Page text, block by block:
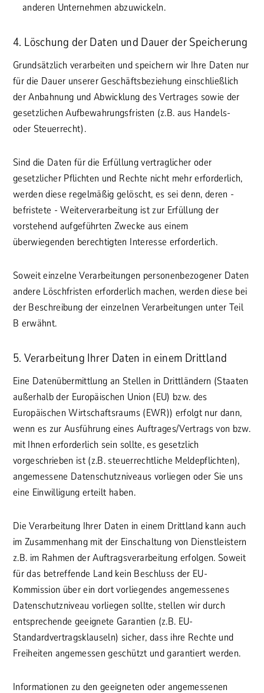
anderen Unternehmen abzuwickeln.
4. Löschung der Daten und Dauer der Speicherung
Grundsätzlich verarbeiten und speichern wir Ihre Daten nur
für die Dauer unserer Geschäftsbeziehung einschließlich
der Anbahnung und Abwicklung des Vertrages sowie der
gesetzlichen Aufbewahrungsfristen (z.B. aus Handels-
oder Steuerrecht).
Sind die Daten für die Erfüllung vertraglicher oder
gesetzlicher Pflichten und Rechte nicht mehr erforderlich,
werden diese regelmäßig gelöscht, es sei denn, deren -
befristete - Weiterverarbeitung ist zur Erfüllung der
vorstehend aufgeführten Zwecke aus einem
überwiegenden berechtigten Interesse erforderlich.
Soweit einzelne Verarbeitungen personenbezogener Daten
andere Löschfristen erforderlich machen, werden diese bei
der Beschreibung der einzelnen Verarbeitungen unter Teil
B erwähnt.
5. Verarbeitung Ihrer Daten in einem Drittland
Eine Datenübermittlung an Stellen in Drittländern (Staaten
außerhalb der Europäischen Union (EU) bzw. des
Europäischen Wirtschaftsraums (EWR)) erfolgt nur dann,
wenn es zur Ausführung eines Auftrages/Vertrags von bzw.
mit Ihnen erforderlich sein sollte, es gesetzlich
vorgeschrieben ist (z.B. steuerrechtliche Meldepflichten),
angemessene Datenschutzniveaus vorliegen oder Sie uns
eine Einwilligung erteilt haben.
Die Verarbeitung Ihrer Daten in einem Drittland kann auch
im Zusammenhang mit der Einschaltung von Dienstleistern
z.B. im Rahmen der Auftragsverarbeitung erfolgen. Soweit
für das betreffende Land kein Beschluss der EU-
Kommission über ein dort vorliegendes angemessenes
Datenschutzniveau vorliegen sollte, stellen wir durch
entsprechende geeignete Garantien (z.B. EU-
Standardvertragsklauseln) sicher, dass ihre Rechte und
Freiheiten angemessen geschützt und garantiert werden.
Informationen zu den geeigneten oder angemessenen